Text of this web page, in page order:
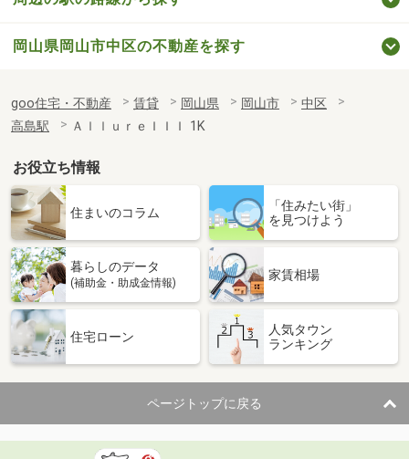
岡山県岡山市中区の不動産を探す
goo住宅・不動産 賃貸 岡山県 岡山市
中区
高島駅
ＡｌｌｕｒｅＩＩＩ 1K
お役立ち情報
住まいのコラム
「住みたい街」
を見つけよう
暮らしのデータ
(補助金・助成金情報)
家賃相場
住宅ローン
人気タウン
ランキング
ページトップに戻る